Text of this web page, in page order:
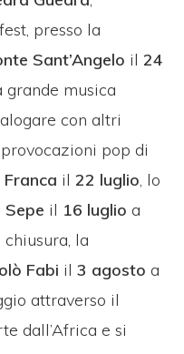
presso la
Sant’Angelo il 24
grande musica
con altri
pop di
il 22 luglio, lo
Sepe il 16 luglio a
chiusura, la
Fabi il 3 agosto a
attraverso il
dall’Africa e si